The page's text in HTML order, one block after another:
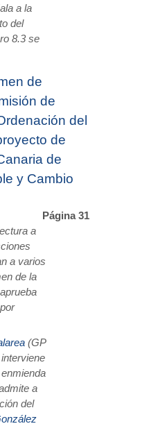
a la
del
8.3 se
de
de
del
de
de
y Cambio
Página 31
a
a varios
de la
(GP
a
del